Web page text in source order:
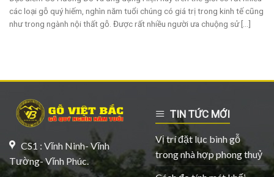
các loại gỗ quý hiếm, nghìn năm tuổi chúng có giá trị trong kinh tế cũng
như trong ngành nội thất gỗ. Được rất nhiều người ưa chuộng sử [...]
CS1 : Vĩnh Ninh- Vĩnh
Tường- Vĩnh Phúc.
TIN TỨC MỚI
Vị trí đặt lục bình gỗ
trong nhà hợp phong thuỷ